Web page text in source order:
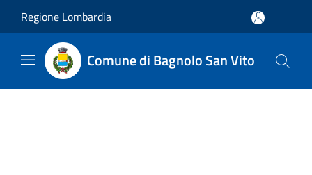
Regione Lombardia
Comune di Bagnolo San Vito